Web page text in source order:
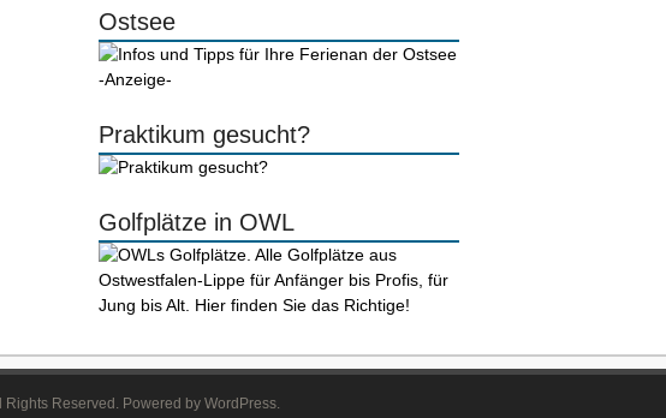
Ostsee
-Anzeige-
Praktikum gesucht?
Golfplätze in OWL
Reserved. Powered by WordPress.